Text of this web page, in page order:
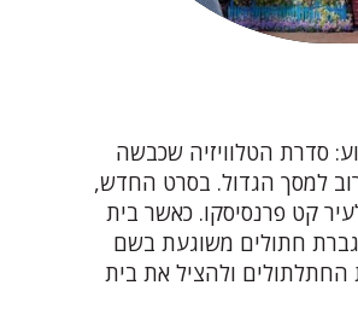
סדרת הטלוויזיה שכבשה
למסך הגדול. בסרט החדש,
קט פרנסיסקו. כאשר בית
חתולים משוגעת בשם
ולהציל את בית